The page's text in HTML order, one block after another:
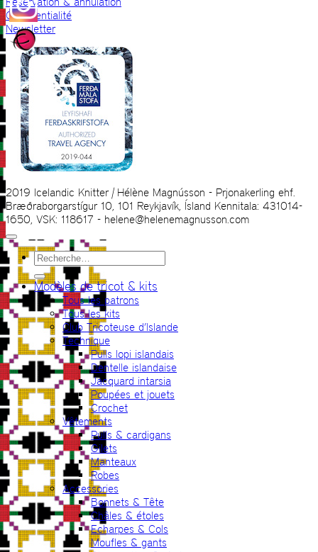
Confidentialité
Newsletter
2019 Icelandic Knitter | Hélène Magnússon - Prjonakerling ehf.
Bræðraborgarstígur 10, 101 Reykjavík, Ísland Kennitala: 431014-
1650, VSK: 118617 - helene@helenemagnusson.com
Recherche
pour :
Modèles de tricot & kits
Tous les patrons
Tous les kits
Club Tricoteuse d’Islande
Technique
Pulls lopi islandais
Dentelle islandaise
Jacquard intarsia
Poupées et jouets
Crochet
Vêtements
Pulls & cardigans
Gilets
Manteaux
Robes
Accessories
Bonnets & Tête
Châles & étoles
Echarpes & Cols
Moufles & gants